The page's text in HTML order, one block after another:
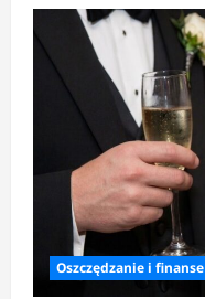
Oszczędzanie i finanse